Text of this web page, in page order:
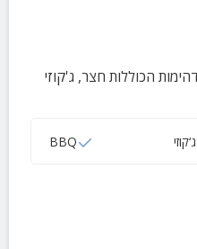
הכוללות חצר, ג'קוזי
ג‘קוזי BBQ